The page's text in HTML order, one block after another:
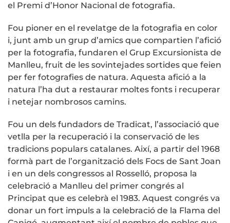
el Premi d’Honor Nacional de fotografia.
Fou pioner en el revelatge de la fotografia en color
i, junt amb un grup d’amics que compartien l’afició
per la fotografia, fundaren el Grup Excursionista de
Manlleu, fruit de les sovintejades sortides que feien
per fer fotografies de natura. Aquesta afició a la
natura l’ha dut a restaurar moltes fonts i recuperar
i netejar nombrosos camins.
Fou un dels fundadors de Tradicat, l’associació que
vetlla per la recuperació i la conservació de les
tradicions populars catalanes. Així, a partir del 1968
formà part de l’organització dels Focs de Sant Joan
i en un dels congressos al Rosselló, proposa la
celebració a Manlleu del primer congrés al
Principat que es celebrà el 1983. Aquest congrés va
donar un fort impuls a la celebració de la Flama del